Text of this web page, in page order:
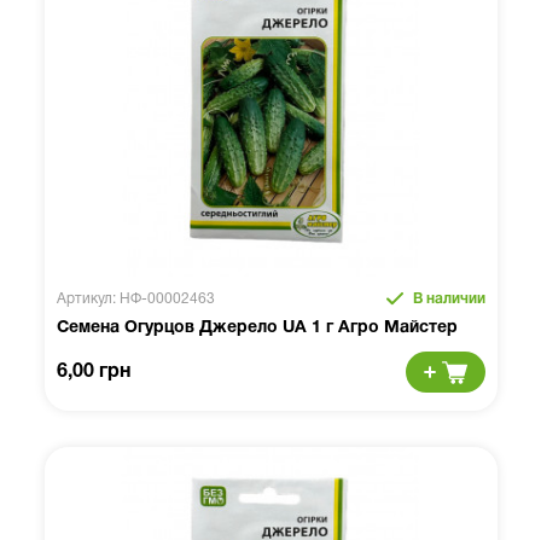
Артикул: НФ-00002463 В наличии
Семена Огурцов Джерело UA 1 г Агро Майстер
6,00 грн